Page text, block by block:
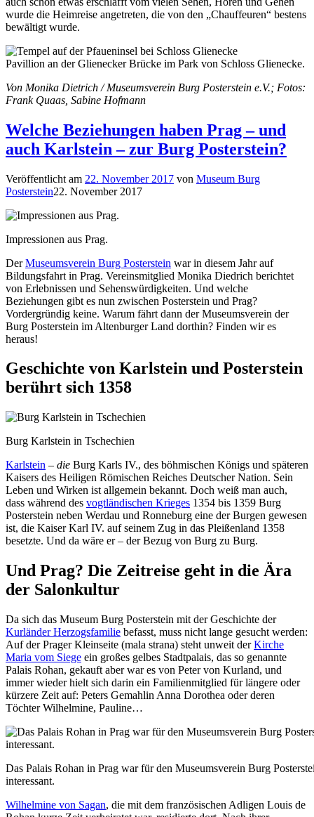
wurde die Heimreise angetreten, die von den „Chauffeuren“ bestens
bewältigt wurde.
Pavillion an der Glienecker Brücke im Park von Schloss Glienecke.
Von Monika Dietrich / Museumsverein Burg Posterstein e.V.; Fotos:
Frank Quaas, Sabine Hofmann
Welche Beziehungen haben Prag – und
auch Karlstein – zur Burg Posterstein?
Veröffentlicht am 22. November 2017 von Museum Burg
Posterstein22. November 2017
Impressionen aus Prag.
DerMuseumsverein Burg Posterstein war in diesem Jahr auf
Bildungsfahrt in Prag. Vereinsmitglied Monika Diedrich berichtet
von Erlebnissen und Sehenswürdigkeiten. Und welche
Beziehungen gibt es nun zwischen Posterstein und Prag?
Vordergründig keine. Warum fährt dann der Museumsverein der
Burg Posterstein im Altenburger Land dorthin? Finden wir es
heraus!
Geschichte von Karlstein und Posterstein
berührt sich 1358
Burg Karlstein in Tschechien
Karlstein – die Burg Karls IV., des böhmischen Königs und späteren
Kaisers des Heiligen Römischen Reiches Deutscher Nation. Sein
Leben und Wirken ist allgemein bekannt. Doch weiß man auch,
dass während des vogtländischen Krieges 1354 bis 1359 Burg
Posterstein neben Werdau und Ronneburg eine der Burgen gewesen
ist, die Kaiser Karl IV. auf seinem Zug in das Pleißenland 1358
besetzte. Und da wäre er – der Bezug von Burg zu Burg.
Und Prag? Die Zeitreise geht in die Ära
der Salonkultur
Da sich das Museum Burg Posterstein mit der Geschichte der
Kurländer Herzogsfamilie befasst, muss nicht lange gesucht werden:
Auf der Prager Kleinseite (mala strana) steht unweit derKirche
Maria vom Siege ein großes gelbes Stadtpalais, das so genannte
Palais Rohan, gekauft aber war es von Peter von Kurland, und
immer wieder hielt sich darin ein Familienmitglied für längere oder
kürzere Zeit auf: Peters Gemahlin Anna Dorothea oder deren
Töchter Wilhelmine, Pauline…
Das Palais Rohan in Prag war für den Museumsverein Burg
interessant.
Wilhelmine von Sagan, die mit dem französischen Adligen Louis de